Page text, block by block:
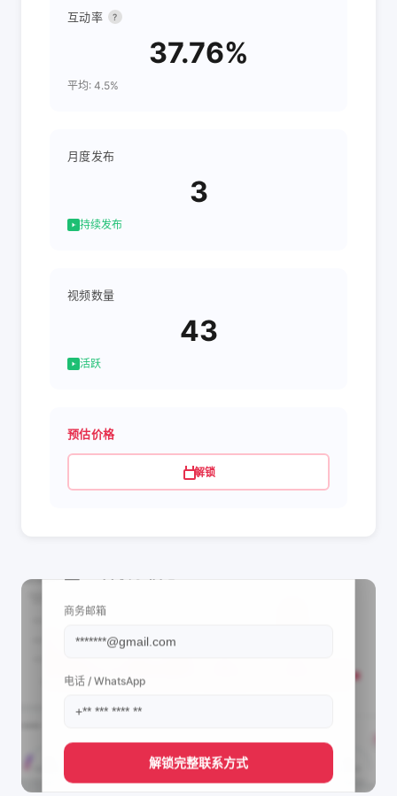
互动率 ?
37.76%
平均: 4.5%
月度发布
3
持续发布
视频数量
43
活跃
预估价格
解锁
商务邮箱
电话 / WhatsApp
解锁完整联系方式